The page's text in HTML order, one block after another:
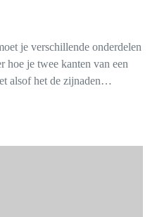
je verschillende onderdelen
hoe je twee kanten van een
alsof het de zijnaden…